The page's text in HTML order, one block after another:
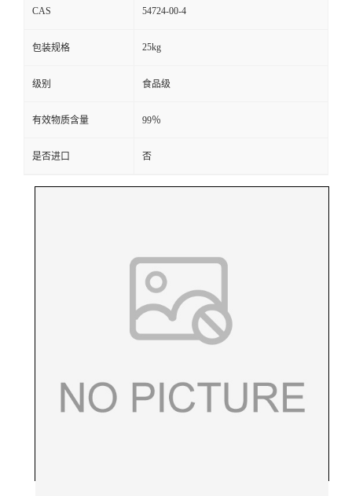
CAS 54724-00-4
包装规格 25kg
级别 食品级
有效物质含量 99％
是否进口 否